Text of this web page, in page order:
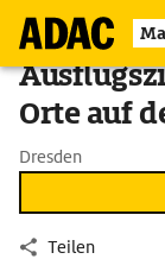
Orte auf
Dresden
Teilen